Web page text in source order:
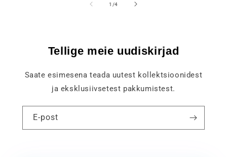
1 /of
4
Tellige meie uudiskirjad
Saate esimesena teada uutest kollektsioonidest
ja eksklusiivsetest pakkumistest.
E-post